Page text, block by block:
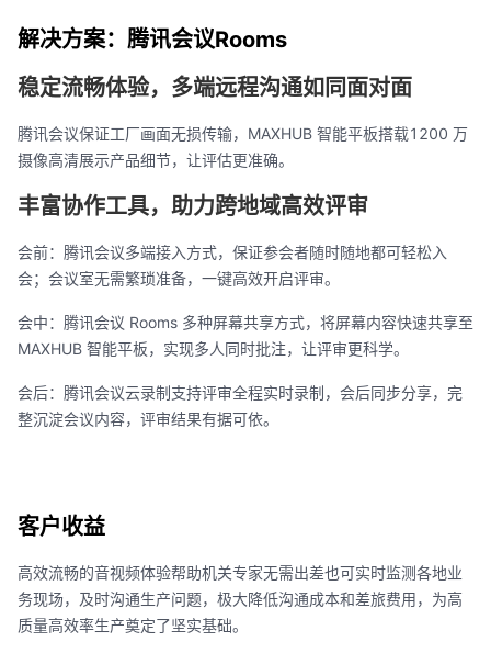
解决方案：腾讯会议Rooms
稳定流畅体验，多端远程沟通如同面对面
腾讯会议保证工厂画面无损传输，MAXHUB 智能平板搭载1200 万
摄像高清展示产品细节，让评估更准确。
丰富协作工具，助力跨地域高效评审
会前：腾讯会议多端接入方式，保证参会者随时随地都可轻松入
会；会议室无需繁琐准备，一键高效开启评审。
会中：腾讯会议 Rooms 多种屏幕共享方式，将屏幕内容快速共享至
MAXHUB 智能平板，实现多人同时批注，让评审更科学。
会后：腾讯会议云录制支持评审全程实时录制，会后同步分享，完
整沉淀会议内容，评审结果有据可依。
客户收益
高效流畅的音视频体验帮助机关专家无需出差也可实时监测各地业
务现场，及时沟通生产问题，极大降低沟通成本和差旅费用，为高
质量高效率生产奠定了坚实基础。